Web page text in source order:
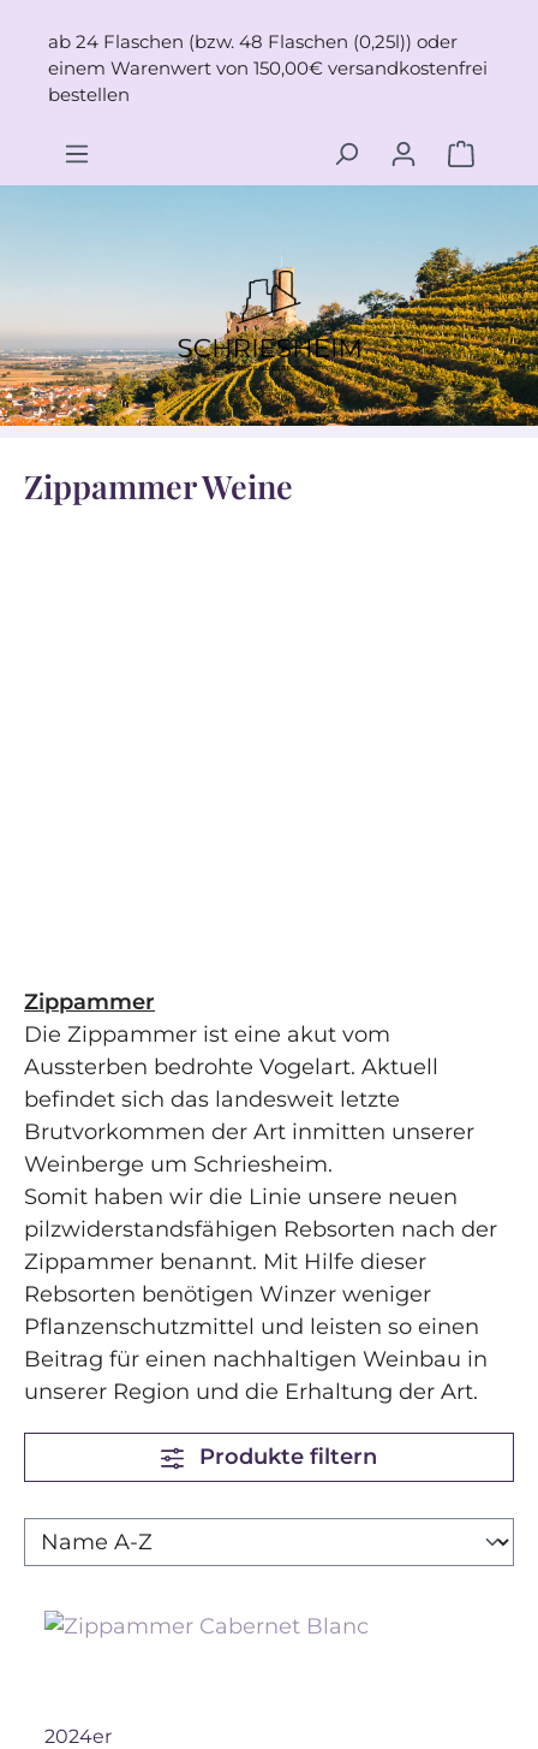
Zum Hauptinhalt springen
ab 24 Flaschen (bzw. 48 Flaschen (0,25l)) oder
einem Warenwert von 150,00€ versandkostenfrei
bestellen
Zippammer Weine
Zippammer
Die Zippammer ist eine akut vom
Aussterben bedrohte Vogelart. Aktuell
befindet sich das landesweit letzte
Brutvorkommen der Art inmitten unserer
Weinberge um Schriesheim.
Somit haben wir die Linie unsere neuen
pilzwiderstandsfähigen Rebsorten nach der
Zippammer benannt. Mit Hilfe dieser
Rebsorten benötigen Winzer weniger
Pflanzenschutzmittel und leisten so einen
Beitrag für einen nachhaltigen Weinbau in
unserer Region und die Erhaltung der Art.
Produkte filtern
2024er